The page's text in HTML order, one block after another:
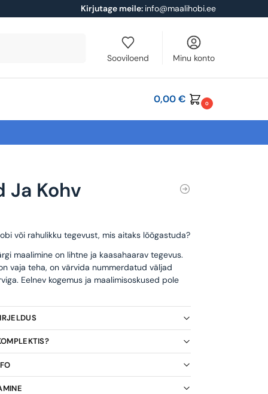
Kirjutage meile: info@maalihobi.ee
Sooviloend Minu konto
0,00€ 0
Ja Kohv
või rahulikku tegevust, mis aitaks lõõgastuda?
maalimine on lihtne ja kaasahaarav tegevus.
vaja teha, on värvida nummerdatud väljad
Eelnev kogemus ja maalimisoskused pole